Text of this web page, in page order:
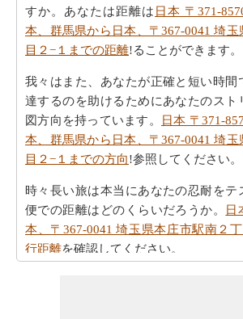
すか。あなたは距離は 日本 〒371-
本、群馬県から日本、〒367-0041 埼
目２−１までの距離!ることができます。
我々はまた、あなたが正確と短い時間
達するのを助けるためにあなたのスト
図方向を持っています。
日本 〒371-
本、群馬県から日本、〒367-0041 埼
目２−１までの方向!参照してください。
時々長い旅は本当にあなたの忍耐をテ
便での距離はどのくらいだろうか。
日
本、〒367-0041 埼玉県本庄市駅南２
行距離を確認してください。